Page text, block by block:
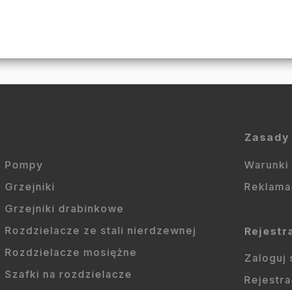
Pompy
Grzejniki
Grzejniki drabinkowe
Rozdzielacze ze stali nierdzewnej
Rozdzielacze mosiężne
Szafki na rozdzielacze
Warunki
Zaloguj